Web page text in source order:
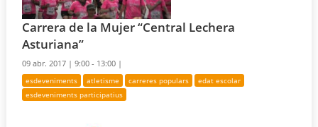
Carrera de la Mujer “Central Lechera
Asturiana”
09 abr. 2017 |9:00 - 13:00 |
esdeveniments atletisme carreres populars
edat escolar
esdeveniments participatius